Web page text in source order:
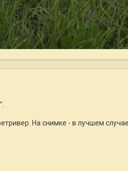
На снимке - в лучшем